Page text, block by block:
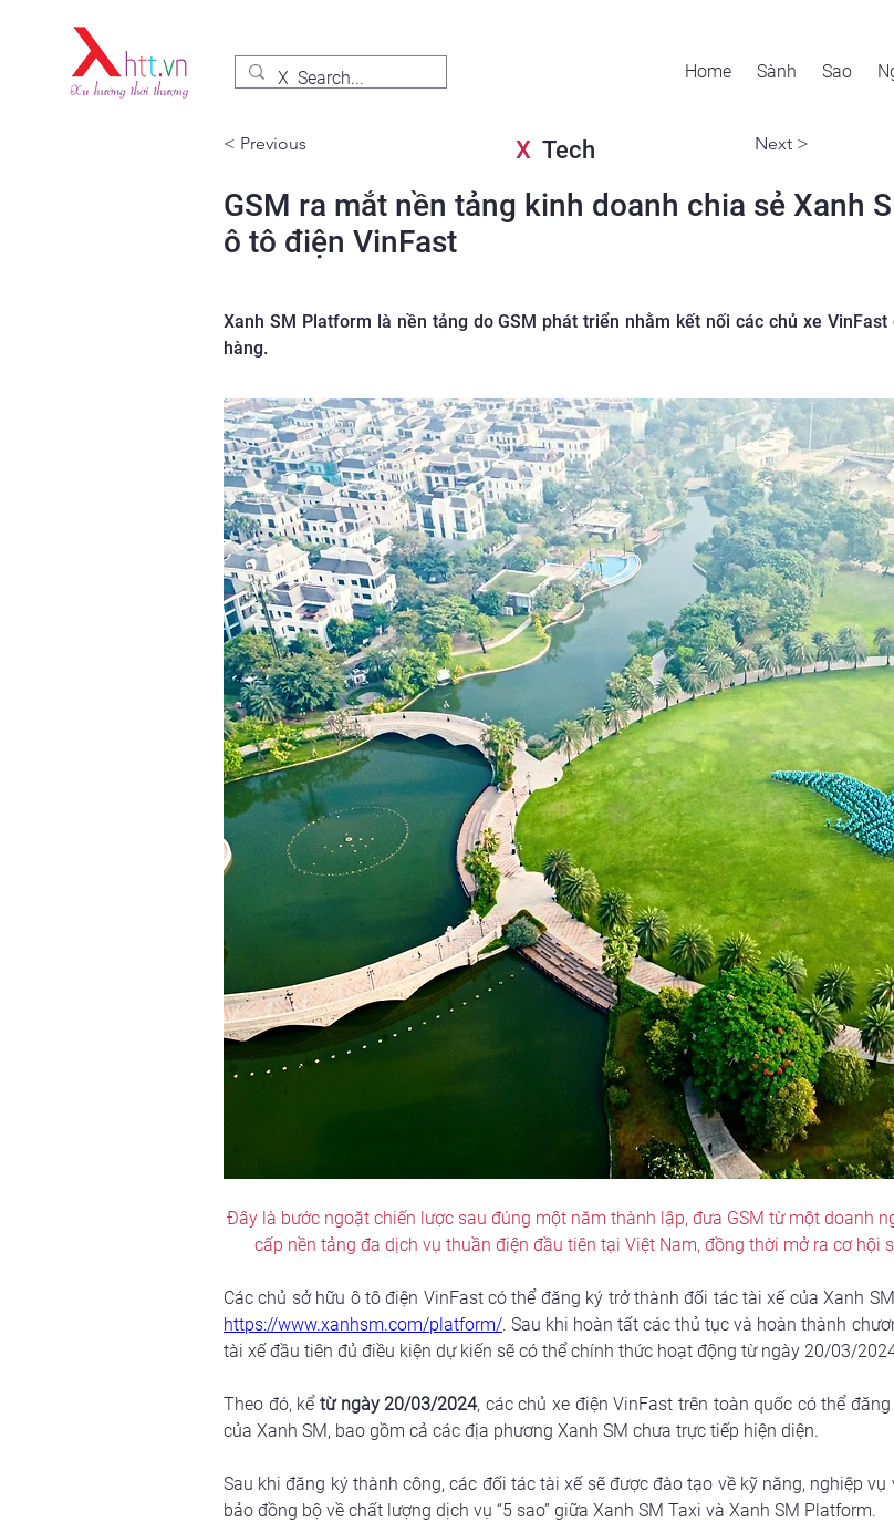
Home Sành Sao
< Previous X Tech Next >
GSM ra mắt nền tảng kinh doanh chia sẻ Xanh
ô tô điện VinFast
Xanh SM Platform là nền tảng do GSM phát triển nhằm kết nối các chủ xe
hàng.
Đây là bước ngoặt chiến lược sau đúng một năm thành lập, đưa GSM từ một doanh
cấp nền tảng đa dịch vụ thuần điện đầu tiên tại Việt Nam, đồng thời mở ra cơ hội
https://www.xanhsm.com/platform/. Sau khi hoàn tất các thủ tục và hoàn thành
tài xế đầu tiên đủ điều kiện dự kiến sẽ có thể chính thức hoạt động từ ngày 20/03/
Theo đó, kể từ ngày 20/03/2024, các chủ xe điện VinFast trên toàn quốc có thể
của Xanh SM, bao gồm cả các địa phương Xanh SM chưa trực tiếp hiện diện.
Sau khi đăng ký thành công, các đối tác tài xế sẽ được đào tạo về kỹ năng, nghiệp
bảo đồng bộ về chất lượng dịch vụ “5 sao” giữa Xanh SM Taxi và Xanh SM Platform.